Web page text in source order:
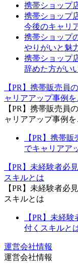
携帯ショップ
携帯ショップ
今後のキャリ
携帯ショップ
やりがいと魅
携帯ショップ
辞めた方がい
【PR】携帯販売員
ャリアアップ事例
【PR】携帯販売員
ャリアアップ事例
【PR】携帯
でキャリアア
【PR】未経験者必
スキルとは
【PR】未経験者必
スキルとは
【PR】未経
付くスキルと
運営会社情報
運営会社情報